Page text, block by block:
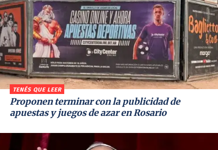
TENÉS QUE LEER
Proponen terminar con la publicidad de
apuestas y juegos de azar en Rosario